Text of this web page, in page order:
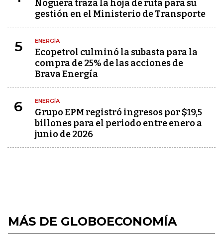
Noguera traza la hoja de ruta para su
gestión en el Ministerio de Transporte
5 ENERGÍA
Ecopetrol culminó la subasta para la
compra de 25% de las acciones de
Brava Energía
6 ENERGÍA
Grupo EPM registró ingresos por $19,5
billones para el periodo entre enero a
junio de 2026
MÁS DE GLOBOECONOMÍA